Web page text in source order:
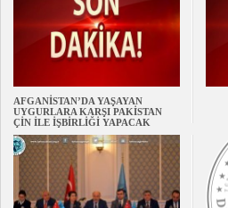
AFGANİSTAN’DA YAŞAYAN
UYGURLARA KARŞI PAKİSTAN
ÇİN İLE İŞBİRLİĞİ YAPACAK